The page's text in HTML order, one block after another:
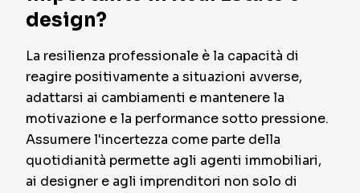
design?
La resilienza professionale è la capacità di
reagire positivamente a situazioni avverse,
adattarsi ai cambiamenti e mantenere la
motivazione e la performance sotto pressione.
Assumere l'incertezza come parte della
quotidianità permette agli agenti immobiliari,
ai designer e agli imprenditori non solo di